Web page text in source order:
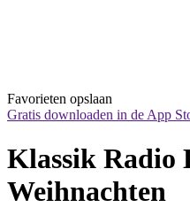
Favorieten opslaan
Gratis downloaden in de App
Klassik Radio
Weihnachten